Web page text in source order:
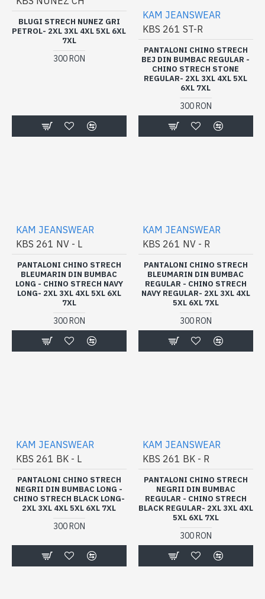
BLUGI STRECH NUNEZ GRI
PETROL- 2XL 3XL 4XL 5XL 6XL
7XL
300 RON
KAM JEANSWEAR
KBS 261 ST-R
PANTALONI CHINO STRECH
BEJ DIN BUMBAC REGULAR -
CHINO STRECH STONE
REGULAR- 2XL 3XL 4XL 5XL
6XL 7XL
300 RON
KAM JEANSWEAR
KBS 261 NV - L
PANTALONI CHINO STRECH
BLEUMARIN DIN BUMBAC
LONG - CHINO STRECH NAVY
LONG- 2XL 3XL 4XL 5XL 6XL
7XL
300 RON
KAM JEANSWEAR
KBS 261 NV - R
PANTALONI CHINO STRECH
BLEUMARIN DIN BUMBAC
REGULAR - CHINO STRECH
NAVY REGULAR- 2XL 3XL 4XL
5XL 6XL 7XL
300 RON
KAM JEANSWEAR
KBS 261 BK - L
PANTALONI CHINO STRECH
NEGRII DIN BUMBAC LONG -
CHINO STRECH BLACK LONG-
2XL 3XL 4XL 5XL 6XL 7XL
300 RON
KAM JEANSWEAR
KBS 261 BK - R
PANTALONI CHINO STRECH
NEGRII DIN BUMBAC
REGULAR - CHINO STRECH
BLACK REGULAR- 2XL 3XL 4XL
5XL 6XL 7XL
300 RON